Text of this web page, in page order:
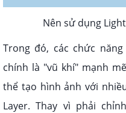
Nên sử dụng
Trong đó, các chức
chính là "vũ khí" mạnh
thể tạo hình ảnh với
Layer. Thay vì phải